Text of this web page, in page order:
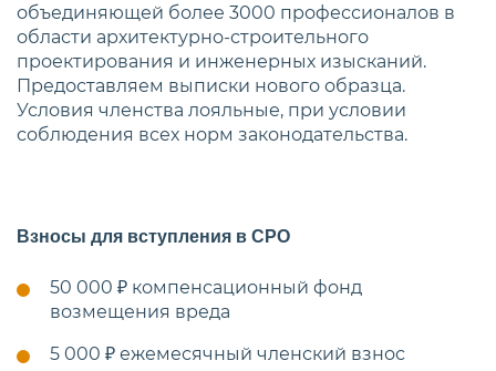
объединяющей более 3000 профессионалов в
области архитектурно-строительного
проектирования и инженерных изысканий.
Предоставляем выписки нового образца.
Условия членства лояльные, при условии
соблюдения всех норм законодательства.
Взносы для вступления в СРО
50 000 ₽ компенсационный фонд
возмещения вреда
5 000 ₽ ежемесячный членский взнос